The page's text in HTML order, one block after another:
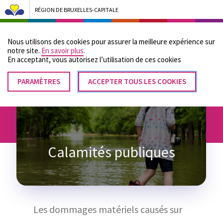
Nous utilisons des cookies pour assurer la meilleure expérience sur
notre site. En savoir plus.
En acceptant, vous autorisez lʼutilisation de ces cookies
PARAMÈTRES ACCEPTER TOUS LES COOKIES
RETIRER
LE
RÉGION DE BRUXELLES-CAPITALE
Bruxelles Pouvoirs Locaux - Aller à la page d'accueil
Menu
Fil
d'Ariane
Accueil Financement Calamités publiques
Calamités publiques
Les dommages matériels causés sur